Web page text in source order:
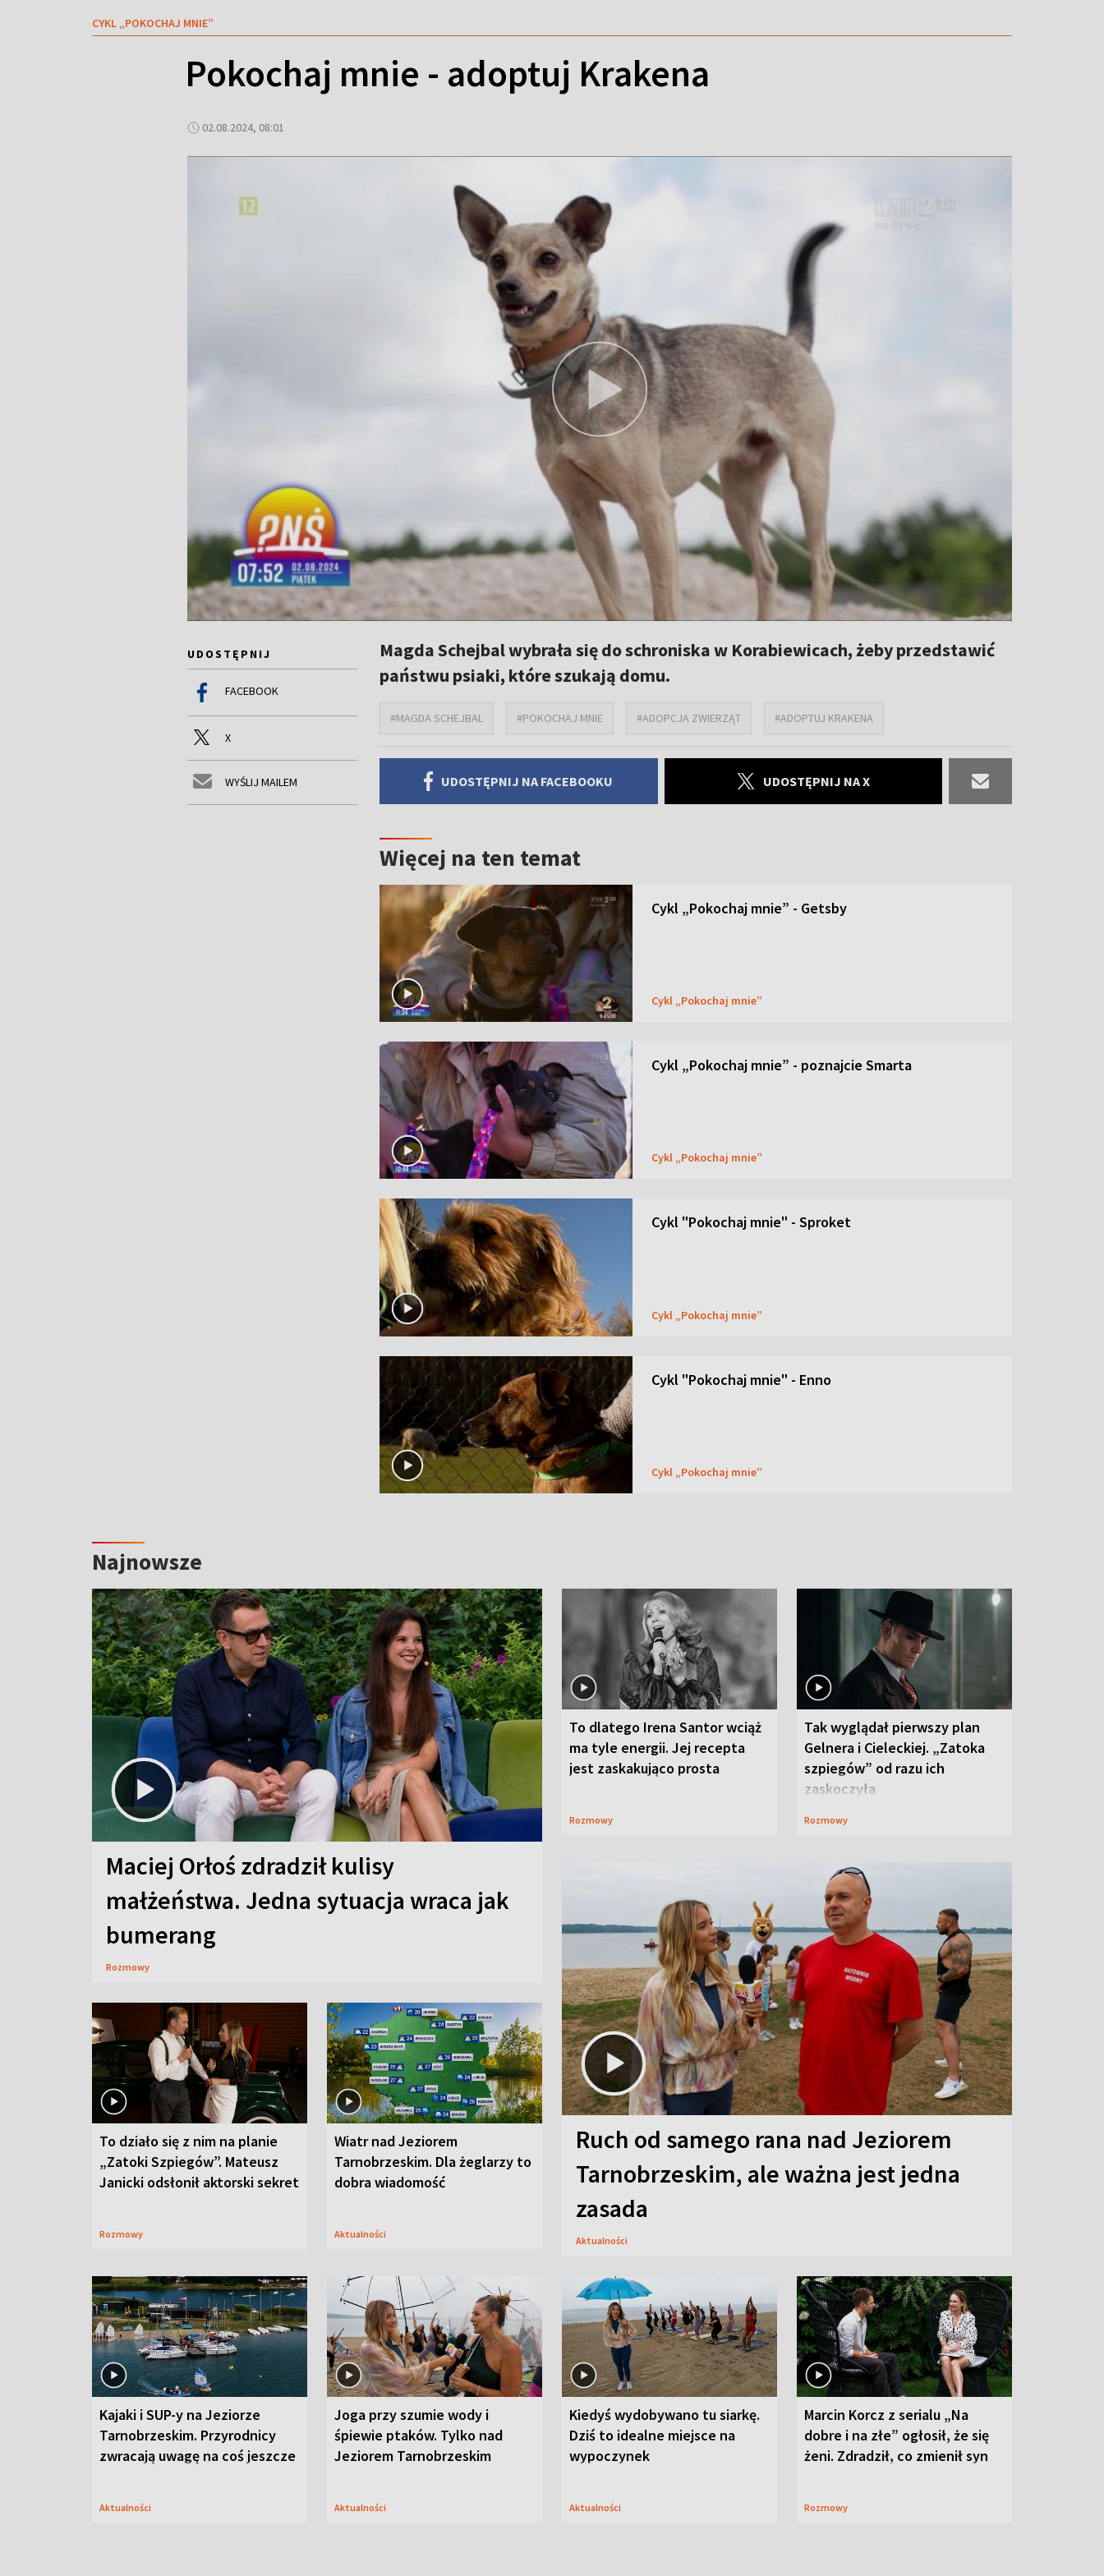
CYKL „POKOCHAJ MNIE”
Pokochaj mnie - adoptuj Krakena
02.08.2024, 08:01
UDOSTĘPNIJ
FACEBOOK
X
WYŚLIJ MAILEM
Magda Schejbal wybrała się do schroniska w Korabiewicach, żeby przedstawić
państwu psiaki, które szukają domu.
#MAGDA SCHEJBAL #POKOCHAJ MNIE #ADOPCJA ZWIERZĄT #ADOPTUJ KRAKENA
UDOSTĘPNIJ NA FACEBOOKU UDOSTĘPNIJ NA X
Więcej na ten temat
Cykl „Pokochaj mnie” - Getsby
Cykl „Pokochaj mnie”
Cykl „Pokochaj mnie” - poznajcie Smarta
Cykl „Pokochaj mnie”
Cykl "Pokochaj mnie" - Sproket
Cykl „Pokochaj mnie”
Cykl "Pokochaj mnie" - Enno
Cykl „Pokochaj mnie”
Najnowsze
Maciej Orłoś zdradził kulisy
małżeństwa. Jedna sytuacja wraca jak
bumerang
Rozmowy
To dlatego Irena Santor wciąż
ma tyle energii. Jej recepta
jest zaskakująco prosta
Rozmowy
Tak wyglądał pierwszy plan
Gelnera i Cieleckiej. „Zatoka
szpiegów” od razu ich
zaskoczyła
Rozmowy
To działo się z nim na planie
„Zatoki Szpiegów”. Mateusz
Janicki odsłonił aktorski sekret
Rozmowy
Wiatr nad Jeziorem
Tarnobrzeskim. Dla żeglarzy to
dobra wiadomość
Aktualności
Ruch od samego rana nad Jeziorem
Tarnobrzeskim, ale ważna jest jedna
zasada
Aktualności
Kajaki i SUP-y na Jeziorze
Tarnobrzeskim. Przyrodnicy
zwracają uwagę na coś jeszcze
Aktualności
Joga przy szumie wody i
śpiewie ptaków. Tylko nad
Jeziorem Tarnobrzeskim
Aktualności
Kiedyś wydobywano tu siarkę.
Dziś to idealne miejsce na
wypoczynek
Aktualności
Marcin Korcz z serialu „Na
dobre i na złe” ogłosił, że się
żeni. Zdradził, co zmienił syn
Rozmowy